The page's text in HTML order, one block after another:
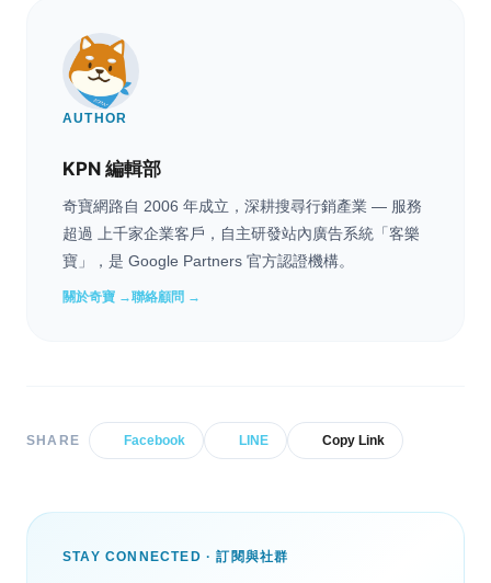
AUTHOR
KPN 編輯部
奇寶網路自 2006 年成立，深耕搜尋行銷產業 — 服務
超過 上千家企業客戶，自主研發站內廣告系統「客樂
寶」，是 Google Partners 官方認證機構。
關於奇寶 →聯絡顧問 →
SHARE Facebook LINE Copy Link
STAY CONNECTED · 訂閱與社群